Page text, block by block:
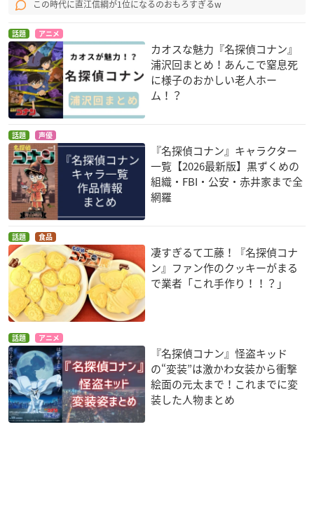
この時代に直江信綱が1位になるのおもろすぎるw
話題 アニメ
カオスな魅力『名探偵コナン』
浦沢回まとめ！あんこで窒息死
に様子のおかしい老人ホー
ム！？
話題 声優
『名探偵コナン』キャラクター
一覧【2026最新版】黒ずくめの
組織・FBI・公安・赤井家まで全
網羅
話題 食品
凄すぎるて工藤！『名探偵コナ
ン』ファン作のクッキーがまる
で業者「これ手作り！！？」
話題 アニメ
『名探偵コナン』怪盗キッド
の“変装”は激かわ女装から衝撃
絵面の元太まで！これまでに変
装した人物まとめ